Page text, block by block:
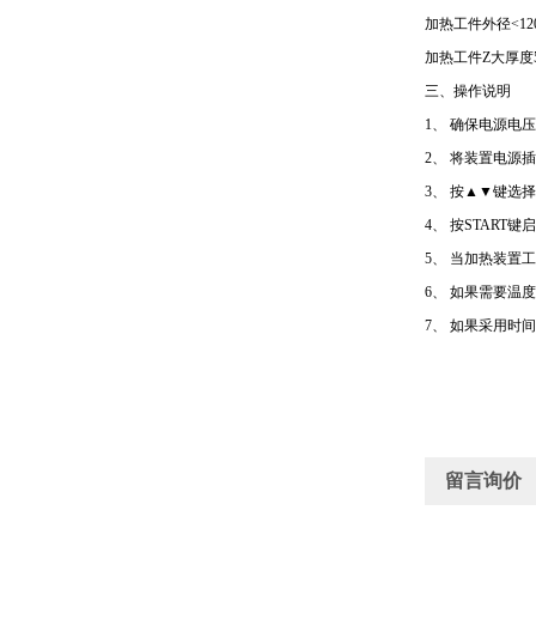
加热工件外径<12
加热工件Z大厚度
三、操作说明
1、
确保电源电
2、
将装置电源
3、 按▲▼键选
4、 按START键
5、
当加热装置
6、
如果需要温
7、 如果采用时
留言询价